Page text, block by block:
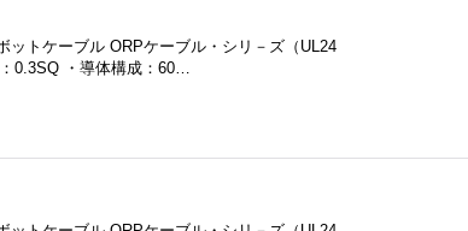
トケーブル ORPケーブル・シリ－ズ（UL24
0.3SQ ・導体構成：60…